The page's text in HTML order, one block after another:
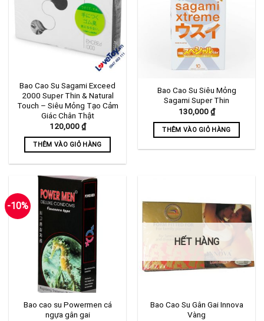
biến
thể.
Các
chọn
được
chọn
trên
trang
sản
phẩm
Bao Cao Su Sagami Exceed
2000 Super Thin & Natural
Touch – Siêu Mỏng Tạo Cảm
Giác Chân Thật
120,000₫
THÊM VÀO GIỎ HÀNG
Bao Cao Su Siêu Mỏng
Sagami Super Thin
130,000₫
THÊM VÀO GIỎ HÀNG
-10%
Bao cao su Powermen cá
ngựa gân gai
HẾT HÀNG
Bao Cao Su Gân Gai Innova
Vàng